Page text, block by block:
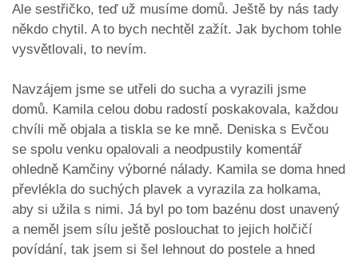
Ale sestřičko, teď už musíme domů. Ještě by nás tady
někdo chytil. A to bych nechtěl zažít. Jak bychom tohle
vysvětlovali, to nevím.
Navzájem jsme se utřeli do sucha a vyrazili jsme
domů. Kamila celou dobu radostí poskakovala, každou
chvíli mě objala a tiskla se ke mně. Deniska s Evčou
se spolu venku opalovali a neodpustily komentář
ohledně Kamčiny výborné nálady. Kamila se doma hned
převlékla do suchých plavek a vyrazila za holkama,
aby si užila s nimi. Já byl po tom bazénu dost unavený
a neměl jsem sílu ještě poslouchat to jejich holčičí
povídání, tak jsem si šel lehnout do postele a hned